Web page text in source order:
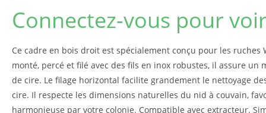
Connectez-vous pour
Ce cadre en bois droit est spécialement conçu pour les ruches
monté, percé et filé avec des fils en inox robustes, il assure
de cire. Le filage horizontal facilite grandement le nettoyage
cire. Il respecte les dimensions naturelles du nid à couvain,
harmonieuse par votre colonie. Compatible avec extracteur.